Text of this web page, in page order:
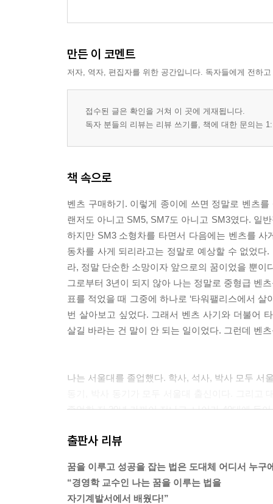
만든 이 코멘트
저자, 역자, 편집자를 위한 공간입니다. 독자들에게 전하
접수된 글은 확인을 거쳐 이 곳에 게재됩니다.
독자 분들의 리뷰는 리뷰 쓰기를, 책에 대한 문의는
책 속으로
벤츠 구매하기. 이렇게 종이에 쓰면 정말로 벤츠
랜저도 아니고 SM5, SM7도 아니고 SM3였다. 일
하지만 SM3 소형차를 타면서 다음에는 벤츠를
동차를 사게 되리라고는 정말로 예상할 수 없었다
라, 정말 단순한 소망이자 앞으로의 꿈이었을 뿐이
그로부터 3년이 되지 않아 나는 정말로 중형급 벤
표를 적었을 때 그중에 하나로 ‘타워팰리스에서
번 살아보고 싶었다. 그래서 벤츠 사기와 더불어
살길 바라는 건 말이 안 되는 일이었다. 그런데 벤
나는 서울대를 졸업했다. 학사, 석사, 박사 모두 서
졸업한 지 20년 가까이 지나고, 나이가 40대에 들
고급 외제 자동차를 타고 다니는 사람은 손으로
아니라는 거다. 일반인 중에서 벤츠를 타는 비율
없다는 뜻이다. 서울대 나왔다고 벤츠를 탈 가능
출판사 리뷰
꿈을 이루고 성공을 잡는 법은 도대체 어디서 누구
“경영학 교수인 나는 꿈을 이루는 법을
자기계발서에서 배웠다!”